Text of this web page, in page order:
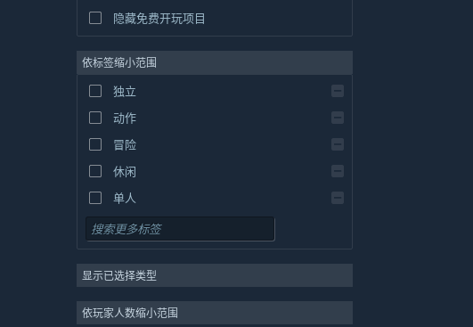
隐藏免费开玩项目
依标签缩小范围
独立
动作
冒险
休闲
单人
模拟
策略
2D
显示已选择类型
依玩家人数缩小范围